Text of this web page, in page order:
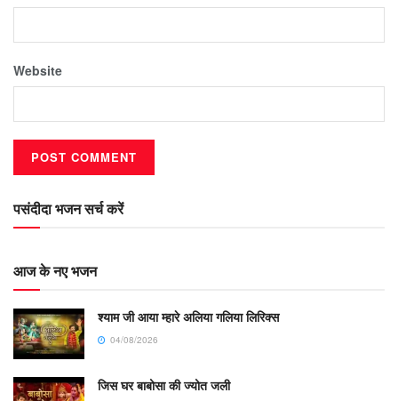
Website
पसंदीदा भजन सर्च करें
आज के नए भजन
श्याम जी आया म्हारे अलिया गलिया लिरिक्स
04/08/2026
जिस घर बाबोसा की ज्योत जली